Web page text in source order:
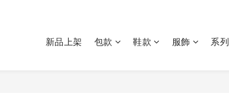
新品上架 包款 鞋款 服飾 系列